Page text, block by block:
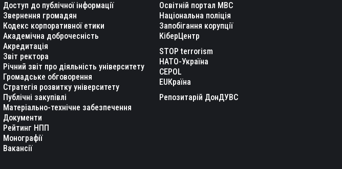
Доступ до публічної інформації
Звернення громадян
Кодекс корпоративної етики
Академічна доброчесність
Акредитація
Звіт ректора
Річний звіт про діяльність університету
Громадське обговорення
Стратегія розвитку університету
Публічні закупівлі
Матеріально-технічне забезпечення
Документи
Рейтинг НПП
Монографії
Вакансії
Освітній портал МВС
Національна поліція
Запобігання корупції
КіберЦентр
STOP terrorism
НАТО-Україна
CEPOL
EUКраїна
Репозитарій ДонДУВС